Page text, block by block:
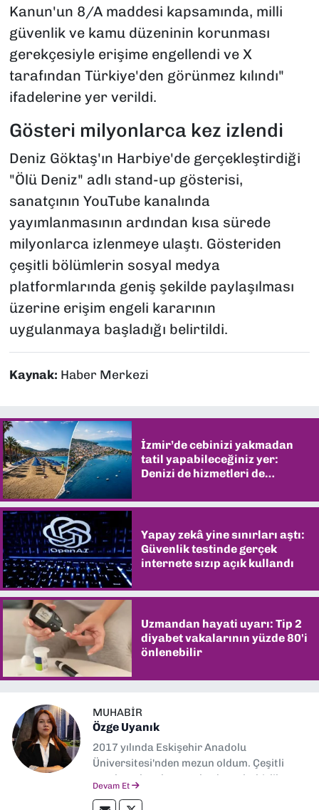
Kanun'un 8/A maddesi kapsamında, milli
güvenlik ve kamu düzeninin korunması
gerekçesiyle erişime engellendi ve X
tarafından Türkiye'den görünmez kılındı"
ifadelerine yer verildi.
Gösteri milyonlarca kez izlendi
Deniz Göktaş'ın Harbiye'de gerçekleştirdiği
"Ölü Deniz" adlı stand-up gösterisi,
sanatçının YouTube kanalında
yayımlanmasının ardından kısa sürede
milyonlarca izlenmeye ulaştı. Gösteriden
çeşitli bölümlerin sosyal medya
platformlarında geniş şekilde paylaşılması
üzerine erişim engeli kararının
uygulanmaya başladığı belirtildi.
Kaynak: Haber Merkezi
İzmir’de cebinizi yakmadan
tatil yapabileceğiniz yer:
Denizi de hizmetleri de
Yapay zekâ yine sınırları aştı:
Güvenlik testinde gerçek
internete sızıp açık kullandı
Uzmandan hayati uyarı: Tip 2
diyabet vakalarının yüzde 80'i
önlenebilir
MUHABIR
Özge Uyanık
2017 yılında Eskişehir Anadolu
Üniversitesi'nden mezun oldum. Çeşitli
yerel ve ulusal gazetelerde muhabirlik
Devam Et